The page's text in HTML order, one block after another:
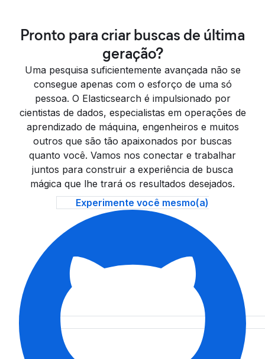
Pronto para criar buscas de última
geração?
Uma pesquisa suficientemente avançada não se
consegue apenas com o esforço de uma só
pessoa. O Elasticsearch é impulsionado por
cientistas de dados, especialistas em operações de
aprendizado de máquina, engenheiros e muitos
outros que são tão apaixonados por buscas
quanto você. Vamos nos conectar e trabalhar
juntos para construir a experiência de busca
mágica que lhe trará os resultados desejados.
Experimente você mesmo(a)